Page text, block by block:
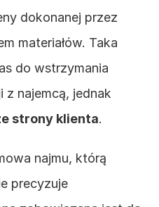
dokonanej przez
materiałów. Taka
do wstrzymania
z najemcą, jednak
strony klienta.
najmu, którą
precyzuje